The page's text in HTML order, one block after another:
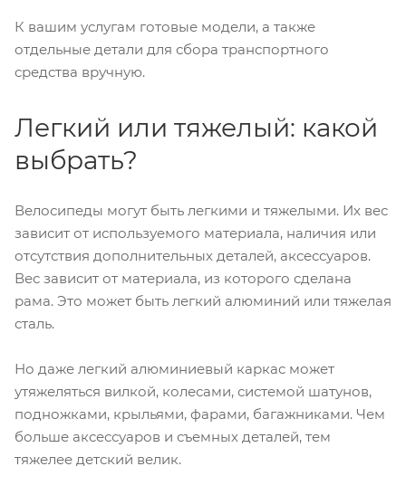
К вашим услугам готовые модели, а также
отдельные детали для сбора транспортного
средства вручную.
Легкий или тяжелый: какой
выбрать?
Велосипеды могут быть легкими и тяжелыми. Их вес
зависит от используемого материала, наличия или
отсутствия дополнительных деталей, аксессуаров.
Вес зависит от материала, из которого сделана
рама. Это может быть легкий алюминий или тяжелая
сталь.
Но даже легкий алюминиевый каркас может
утяжеляться вилкой, колесами, системой шатунов,
подножками, крыльями, фарами, багажниками. Чем
больше аксессуаров и съемных деталей, тем
тяжелее детский велик.